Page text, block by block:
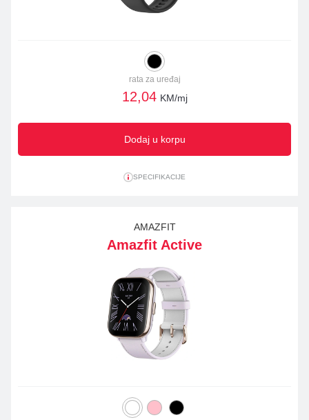
rata za uređaj
12,04 KM/mj
Dodaj u korpu
SPECIFIKACIJE
AMAZFIT
Amazfit Active